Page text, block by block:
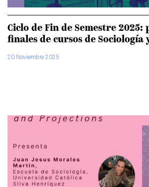
Ciclo de Fin de Semestre 2025:
finales de cursos de Sociología
20 Noviembre 2025